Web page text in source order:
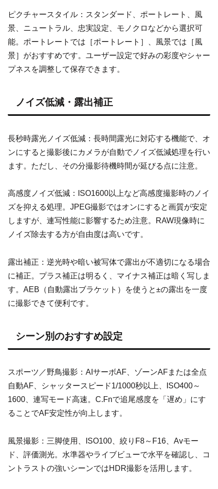
ピクチャースタイル：スタンダード、ポートレート、風
景、ニュートラル、忠実設定、モノクロなどから選択可
能。ポートレートでは［ポートレート］、風景では［風
景］がおすすめです。ユーザー設定で好みの彩度やシャー
プネスを調整して保存できます。
ノイズ低減・露出補正
長秒時露光ノイズ低減：長時間露光に対応する機能で、オ
ンにすると撮影後にカメラが自動でノイズ低減処理を行い
ます。ただし、その分撮影待機時間が延びる点に注意。
高感度ノイズ低減：ISO1600以上など高感度撮影時のノイ
ズを抑える処理。JPEG撮影ではオンにすると画質が安定
しますが、連写性能に影響するため注意。RAW現像時に
ノイズ除去する方が自由度は高いです。
露出補正：逆光時や暗い被写体で露出が不適切になる場合
に補正。プラス補正は明るく、マイナス補正は暗く写しま
す。AEB（自動露出ブラケット）を使うと±の露出を一度
に撮影できて便利です。
シーン別のおすすめ設定
スポーツ／野鳥撮影：AIサーボAF、ゾーンAFまたは全点
自動AF、シャッタースピード1/1000秒以上、ISO400～
1600、連写モード高速。C.Fnで追尾感度を「遅め」にす
ることでAF安定性が向上します。
風景撮影：三脚使用、ISO100、絞りF8～F16、Avモー
ド、評価測光。水準器やライブビューで水平を確認し、コ
ントラストの強いシーンではHDR撮影を活用します。